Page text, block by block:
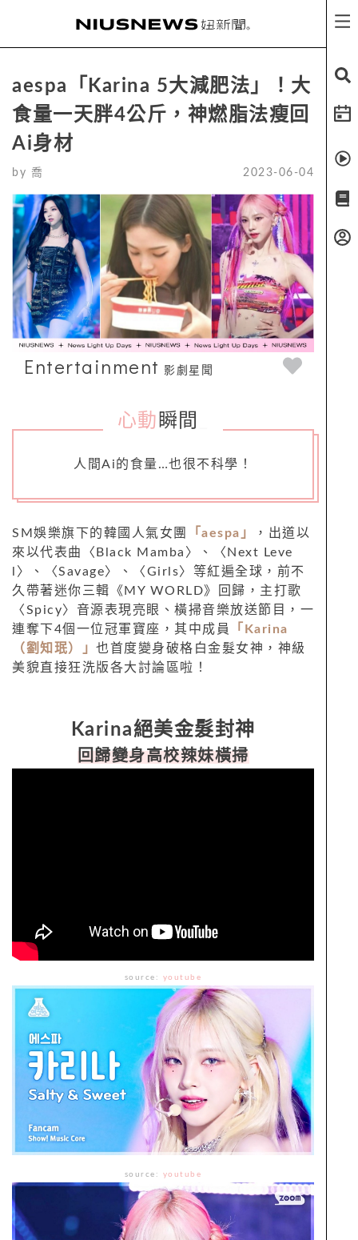
aespa「Karina 5大減肥法」！大
食量一天胖4公斤，神燃脂法瘦回
Ai身材
by 喬 2023-06-04
Entertainment 影劇星聞
心動 瞬間
人間Ai的食量…也很不科學！
SM娛樂旗下的韓國人氣女團 「aespa」
，出道以
來以代表曲〈Black Mamba〉、〈Next Leve
l〉、〈Savage〉、〈Girls〉等紅遍全球，前不
久帶著迷你三輯《MY WORLD》回歸，主打歌
〈Spicy〉音源表現亮眼、橫掃音樂放送節目，一
連奪下4個一位冠軍寶座，其中成員
「Karina
（劉知珉）」 也首度變身破格白金髮女神，神級
美貌直接狂洗版各大討論區啦！
Karina絕美金髮封神
回歸變身高校辣妹橫掃
source: youtube
source: youtube